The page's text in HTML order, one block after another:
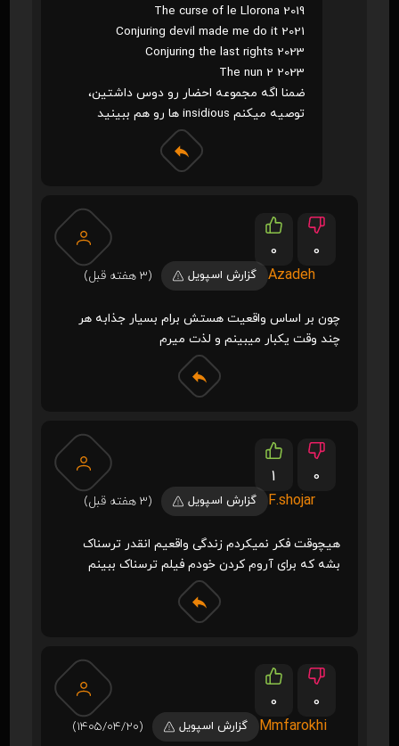
The curse of le Llorona 2019
Conjuring devil made me do it 2021
Conjuring the last rights 2023
The nun 2 2023
ضمنا اگه مجموعه احضار رو دوس داشتین،
توصیه میکنم insidious ها رو هم ببینید
0
0
Azadeh
گزارش اسپویل (3 هفته قبل)
چون بر اساس واقعیت هستش برام بسیار جذابه هر
چند وقت یکبار میبینم و لذت میرم
1
0
F.shojar
گزارش اسپویل (3 هفته قبل)
هیچوقت فکر نمیکردم زندگی واقعیم انقدر ترسناک
بشه که برای آروم کردن خودم فیلم ترسناک ببینم
0
0
Mmfarokhi
گزارش اسپویل (1405/04/20)